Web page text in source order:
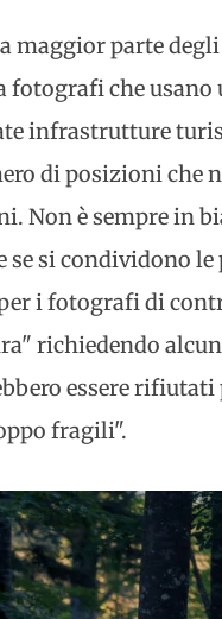
maggior parte
fotografi che usano
infrastrutture
di posizioni che
Non è sempre in
si condividono le
i fotografi di
richiedendo
essere rifiutati
fragili".